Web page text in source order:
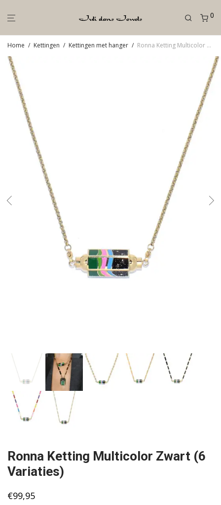
0
Home / Kettingen / Kettingen met hanger / Ronna Ketting Multicolor Zwart (6 Variaties)
Ronna Ketting Multicolor Zwart (6
Variaties)
€99,95